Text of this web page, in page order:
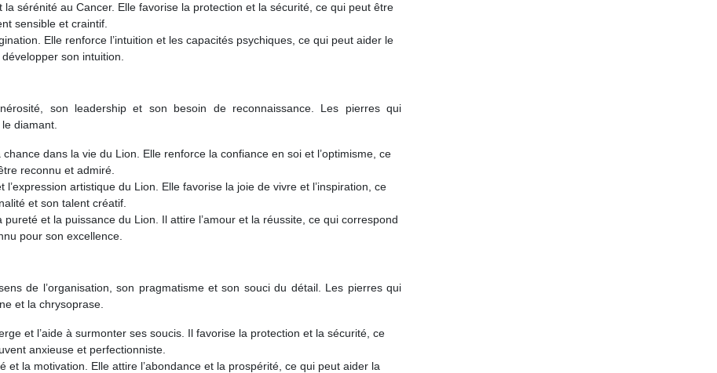
sérénité au Cancer. Elle favorise la protection et la sécurité, ce qui peut être
sensible et craintif.
Elle renforce l’intuition et les capacités psychiques, ce qui peut aider le
son intuition.
son leadership et son besoin de reconnaissance. Les pierres qui
diamant.
dans la vie du Lion. Elle renforce la confiance en soi et l’optimisme, ce
reconnu et admiré.
artistique du Lion. Elle favorise la joie de vivre et l’inspiration, ce
et son talent créatif.
et la puissance du Lion. Il attire l’amour et la réussite, ce qui correspond
pour son excellence.
de l’organisation, son pragmatisme et son souci du détail. Les pierres qui
et la chrysoprase.
et l’aide à surmonter ses soucis. Il favorise la protection et la sécurité, ce
anxieuse et perfectionniste.
et la motivation. Elle attire l’abondance et la prospérité, ce qui peut aider la